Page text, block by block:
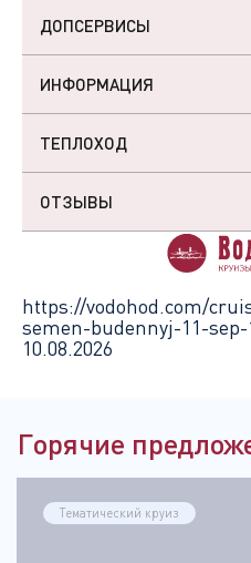
ДОПСЕРВИСЫ
ИНФОРМАЦИЯ
ТЕПЛОХОД
ОТЗЫВЫ
https://vodohod.com/
semen-budennyj-11-sep-
10.08.2026
Горячие
Тематический круиз